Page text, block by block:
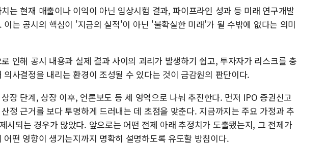
는 현재 매출이나 이익이 아닌 임상시험 결과, 파이프라인 성과 등 미래 연구개발
이는 공시의 핵심이 '지금의 실적'이 아닌 '불확실한 미래'가 될 수밖에 없다는 의미
인해 공시 내용과 실제 결과 사이의 괴리가 발생하기 쉽고, 투자자가 리스크를 충
사결정을 내리는 환경이 조성될 수 있다는 것이 금감원의 판단이다.
장 단계, 상장 이후, 언론보도 등 세 영역으로 나눠 추진한다. 먼저 IPO 증권신고
정 근거를 보다 투명하게 드러내는 데 초점을 맞춘다. 지금까지는 주요 가정과 추
시되는 경우가 많았다. 앞으로는 어떤 전제 아래 추정치가 도출됐는지, 그 전제가
어떤 영향이 생기는지까지 명확히 설명하도록 유도할 방침이다.